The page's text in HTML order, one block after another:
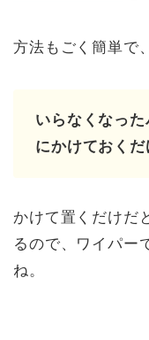
方法もごく簡単で、
いらなくなっ
にかけておく
かけて置くだけだ
るので、ワイパー
ね。